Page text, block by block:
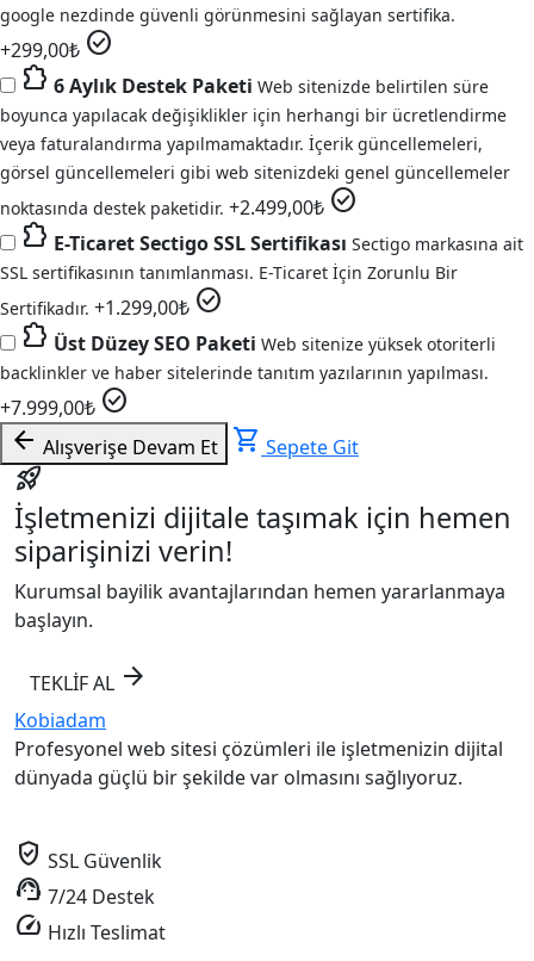
google nezdinde güvenli görünmesini sağlayan sertifika.
+299,00₺ check_circle
extension 6 Aylık Destek Paketi Web sitenizde belirtilen süre
boyunca yapılacak değişiklikler için herhangi bir ücretlendirme
veya faturalandırma yapılmamaktadır. İçerik güncellemeleri,
görsel güncellemeleri gibi web sitenizdeki genel güncellemeler
noktasında destek paketidir. +2.499,00₺ check_circle
extension E-Ticaret Sectigo SSL Sertifikası Sectigo markasına ait
SSL sertifikasının tanımlanması. E-Ticaret İçin Zorunlu Bir
Sertifikadır. +1.299,00₺ check_circle
extension Üst Düzey SEO Paketi Web sitenize yüksek otoriterli
backlinkler ve haber sitelerinde tanıtım yazılarının yapılması.
+7.999,00₺ check_circle
arrow_back Alışverişe Devam Et shopping_cart Sepete Git
rocket_launch
İşletmenizi dijitale taşımak için hemen
siparişinizi verin!
Kurumsal bayilik avantajlarından hemen yararlanmaya
başlayın.
TEKLİF AL arrow_forward
Kobiadam
Profesyonel web sitesi çözümleri ile işletmenizin dijital
dünyada güçlü bir şekilde var olmasını sağlıyoruz.
verified_user SSL Güvenlik
support_agent 7/24 Destek
speed Hızlı Teslimat